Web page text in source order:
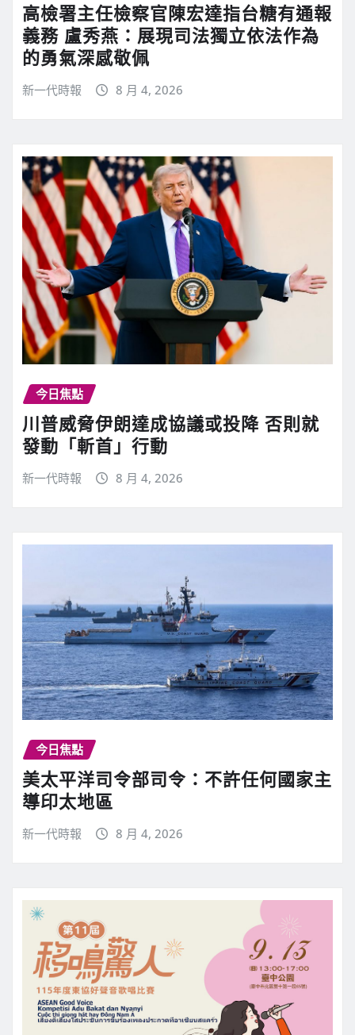
高檢署主任檢察官陳宏達指台糖有通報
義務 盧秀燕：展現司法獨立依法作為
的勇氣深感敬佩
新一代時報 8 月 4, 2026
今日焦點
川普威脅伊朗達成協議或投降 否則就
發動「斬首」行動
新一代時報 8 月 4, 2026
今日焦點
美太平洋司令部司令：不許任何國家主
導印太地區
新一代時報 8 月 4, 2026